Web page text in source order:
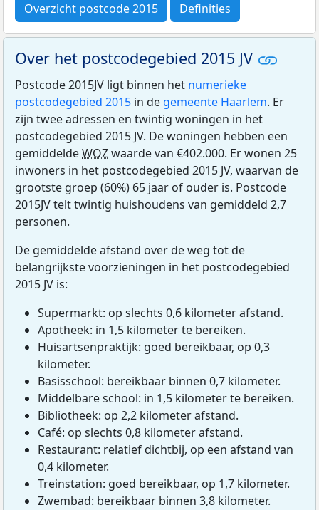
Overzicht postcode 2015 Definities
Over het postcodegebied 2015 JV
Postcode 2015JV ligt binnen het numerieke
postcodegebied 2015 in de gemeente Haarlem. Er
zijn twee adressen en twintig woningen in het
postcodegebied 2015 JV. De woningen hebben een
gemiddeldeWOZwaarde van €402.000. Er wonen 25
inwoners in het postcodegebied 2015 JV, waarvan de
grootste groep (60%) 65 jaar of ouder is. Postcode
2015JV telt twintig huishoudens van gemiddeld 2,7
personen.
De gemiddelde afstand over de weg tot de
belangrijkste voorzieningen in het postcodegebied
2015 JV is:
Supermarkt: op slechts 0,6 kilometer afstand.
Apotheek: in 1,5 kilometer te bereiken.
Huisartsenpraktijk: goed bereikbaar, op 0,3
kilometer.
Basisschool: bereikbaar binnen 0,7 kilometer.
Middelbare school: in 1,5 kilometer te bereiken.
Bibliotheek: op 2,2 kilometer afstand.
Café: op slechts 0,8 kilometer afstand.
Restaurant: relatief dichtbij, op een afstand van
0,4 kilometer.
Treinstation: goed bereikbaar, op 1,7 kilometer.
Zwembad: bereikbaar binnen 3,8 kilometer.